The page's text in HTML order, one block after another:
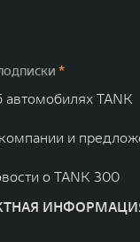
*
автомобилях TANK
и
о TANK 300